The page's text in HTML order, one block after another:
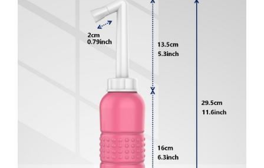
Accesorii aparatele de spalat cu
Aparate de spalat cu presiune
Articole si accesorii pentru baie